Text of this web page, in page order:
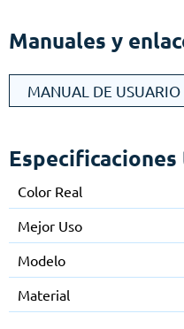
Manuales y
MANUAL DE USUARIO
Especificaciones
Color Real
Mejor Uso
Modelo
Material